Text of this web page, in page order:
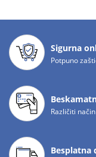
Sigurna
Potpuno
Različiti
Besplatna